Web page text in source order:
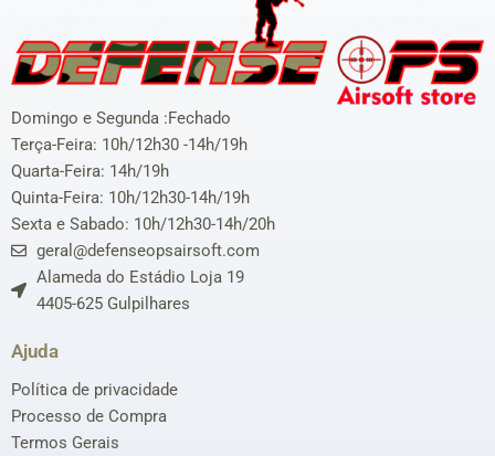
Domingo e Segunda :Fechado
Terça-Feira: 10h/12h30 -14h/19h
Quarta-Feira: 14h/19h
Quinta-Feira: 10h/12h30-14h/19h
Sexta e Sabado: 10h/12h30-14h/20h
geral@defenseopsairsoft.com
Alameda do Estádio Loja 19
4405-625 Gulpilhares
Ajuda
Política de privacidade
Processo de Compra
Termos Gerais